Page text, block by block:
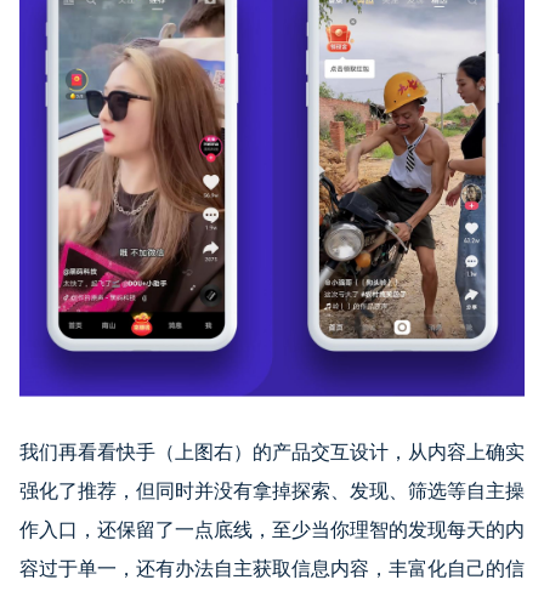
我们再看看快手（上图右）的产品交互设计，从内容上确实
强化了推荐，但同时并没有拿掉探索、发现、筛选等自主操
作入口，还保留了一点底线，至少当你理智的发现每天的内
容过于单一，还有办法自主获取信息内容，丰富化自己的信